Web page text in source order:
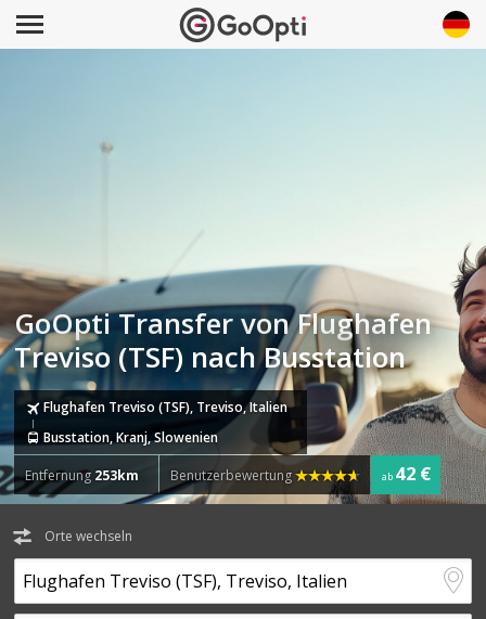
GoOpti Transfer von Flughafen
Treviso (TSF) nach Busstation
Flughafen Treviso (TSF), Treviso, Italien
Busstation, Kranj, Slowenien
Entfernung 253km Benutzerbewertung ab 42 €
Orte wechseln